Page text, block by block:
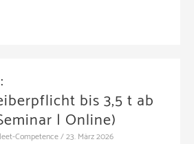
bis 3,5 t ab
| Online)
Competence/23. März 2026